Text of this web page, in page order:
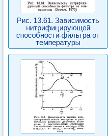
Рис. 13.61. Зависимость
нитрифицирующей
способности фильтра от
температуры